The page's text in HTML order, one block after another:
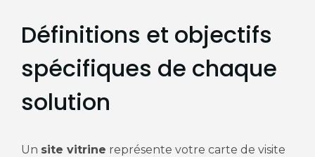
Définitions et objectifs
spécifiques de chaque
solution
Un site vitrine représente votre carte de visite